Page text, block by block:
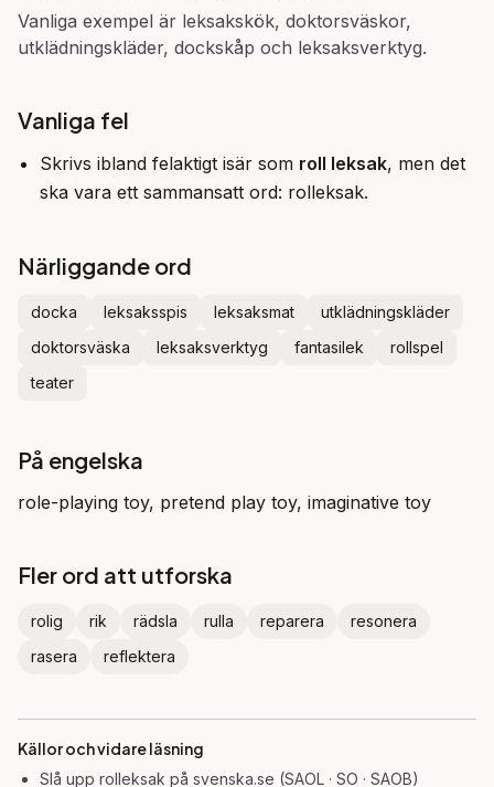
Vanliga exempel är leksakskök, doktorsväskor,
utklädningskläder, dockskåp och leksaksverktyg.
Vanliga fel
Skrivs ibland felaktigt isär som roll leksak, men det
ska vara ett sammansatt ord: rolleksak.
Närliggande ord
docka leksaksspis leksaksmat
utklädningskläder
doktorsväska
leksaksverktyg fantasilek
rollspel
teater
På engelska
role-playing toy, pretend play toy, imaginative toy
Fler ord att utforska
rolig rik rädsla rulla reparera
resonera
rasera
reflektera
Källor och vidare läsning
Slå upp rolleksak på svenska.se (SAOL · SO · SAOB)